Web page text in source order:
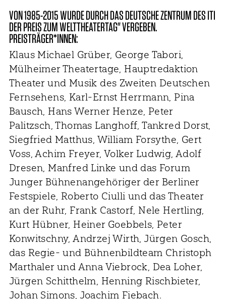
VON 1985-2015 WURDE DURCH DAS DEUTSCHE ZENTRUM DES ITI
DER PREIS ZUM WELTTHEATERTAG" VERGEBEN.
PREISTRÄGER*INNEN:
Klaus Michael Grüber, George Tabori,
Mülheimer Theatertage, Hauptredaktion
Theater und Musik des Zweiten Deutschen
Fernsehens, Karl-Ernst Herrmann, Pina
Bausch, Hans Werner Henze, Peter
Palitzsch, Thomas Langhoff, Tankred Dorst,
Siegfried Matthus, William Forsythe, Gert
Voss, Achim Freyer, Volker Ludwig, Adolf
Dresen, Manfred Linke und das Forum
Junger Bühnenangehöriger der Berliner
Festspiele, Roberto Ciulli und das Theater
an der Ruhr, Frank Castorf, Nele Hertling,
Kurt Hübner, Heiner Goebbels, Peter
Konwitschny, Andrzej Wirth, Jürgen Gosch,
das Regie- und Bühnenbildteam Christoph
Marthaler und Anna Viebrock, Dea Loher,
Jürgen Schitthelm, Henning Rischbieter,
Johan Simons, Joachim Fiebach.